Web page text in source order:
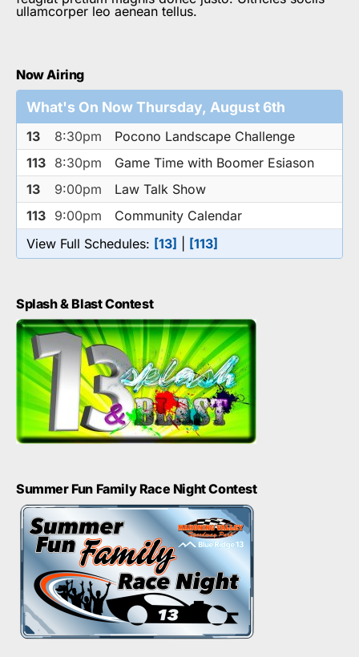
ullamcorper leo aenean tellus.
Now Airing
What's On Now Thursday, August 6th
13 8:30pm
Pocono Landscape Challenge
113 8:30pm
Game Time with Boomer Esiason
13
9:00pm
Law Talk Show
113 9:00pm
Community Calendar
View Full Schedules: [13] [113]
Splash & Blast Contest
Summer Fun Family Race Night Contest